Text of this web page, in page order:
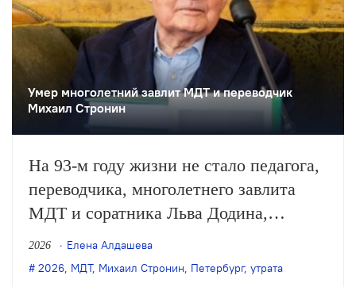
Умер многолетний завлит МДТ и переводчик
Михаил Стронин
На 93-м году жизни не стало педагога,
переводчика, многолетнего завлита
МДТ и соратника Льва Додина,
заслуженного деятеля искусств России
Михаила Стронина. О смерти
2026
Елена Алдашева
2026 МДТ, Михаил Стронин Петербург, утрата